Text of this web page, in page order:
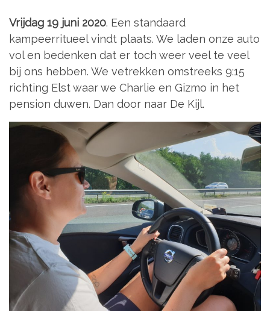
Vrijdag 19 juni 2020. Een standaard
kampeerritueel vindt plaats. We laden onze auto
vol en bedenken dat er toch weer veel te veel
bij ons hebben. We vetrekken omstreeks 9:15
richting Elst waar we Charlie en Gizmo in het
pension duwen. Dan door naar De Kijl.